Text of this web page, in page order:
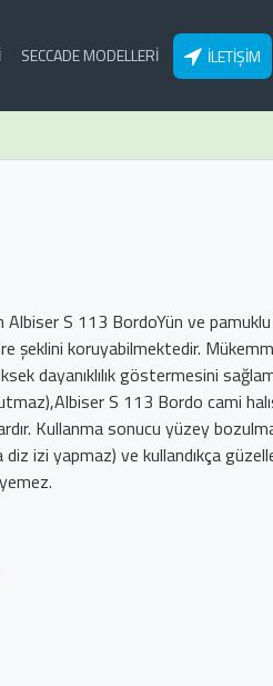
SECCADE MODELLERI İLETIŞIM
Albiser S 113 BordoYün ve
şeklini koruyabilmektedir.
dayanıklılık göstermesini
S 113 Bordo cami
Kullanma sonucu yüzey
izi yapmaz) ve kullandıkça